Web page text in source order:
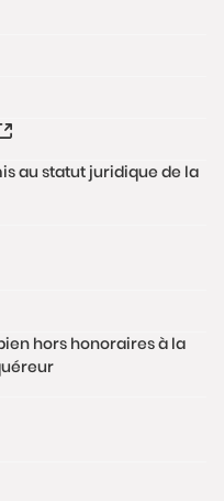
au statut juridique de la
hors honoraires à la